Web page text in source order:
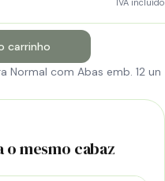
carrinho
Normal com Abas emb. 12 un
o mesmo cabaz